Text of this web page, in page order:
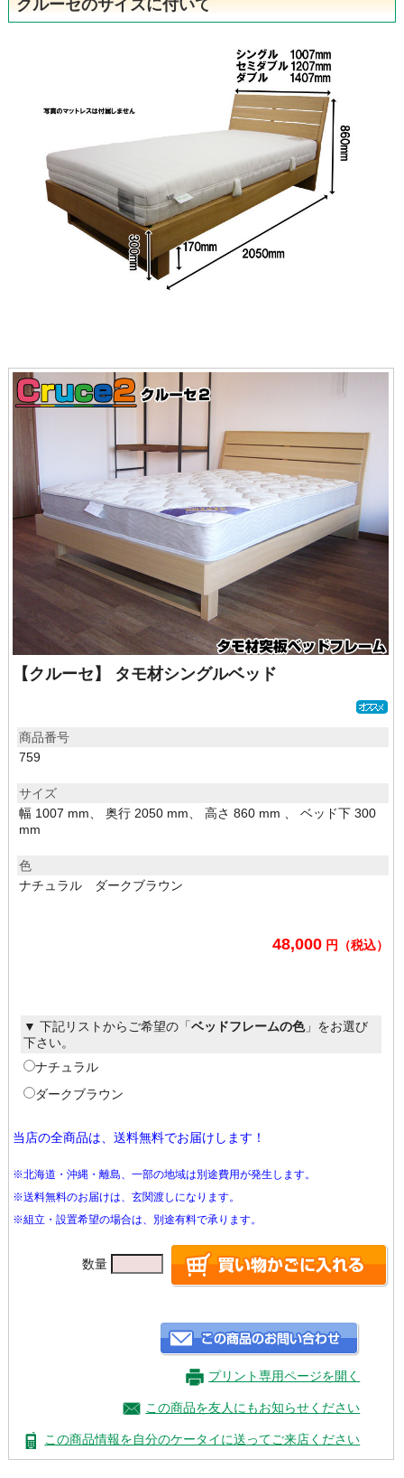
クルーセのサイズに付いて
【クルーセ】 タモ材シングルベッド
商品番号
759
サイズ
幅 1007 mm、 奥行 2050 mm、 高さ 860 mm 、 ベッド下 300
mm
色
ナチュラル ダークブラウン
48,000 円（税込）
▼ 下記リストからご希望の「ベッドフレームの色」をお選び
下さい。
ナチュラル
ダークブラウン
当店の全商品は、送料無料でお届けします！
※北海道・沖縄・離島、一部の地域は別途費用が発生します。
※送料無料のお届けは、玄関渡しになります。
※組立・設置希望の場合は、別途有料で承ります。
数量
プリント専用ページを開く
この商品を友人にもお知らせください
この商品情報を自分のケータイに送ってご来店ください